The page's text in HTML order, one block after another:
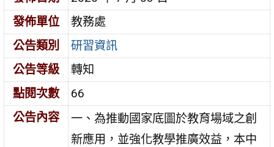
發佈單位
教務處
公告類別
研習資訊
公告等級
轉知
點閱次數
66
公告內容
一、為推動國家底圖於教育場域之創
新應用，並強化教學推廣效益，本中